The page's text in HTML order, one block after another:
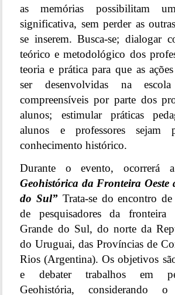
as memórias possibilitam
significativa, sem perder as
se inserem. Busca-se; dialogar
teórico e metodológico dos
teoria e prática para que as
ser desenvolvidas na
compreensíveis por parte dos
alunos; estimular práticas
alunos e professores sejam
conhecimento histórico.
Durante o evento, ocorrerá
Geohistórica da Fronteira Oeste
do Sul” Trata-se do encontro
de pesquisadores da
Grande do Sul, do norte da
do Uruguai, das Províncias de
Rios (Argentina). Os objetivos
e debater trabalhos em
Geohistória, considerando